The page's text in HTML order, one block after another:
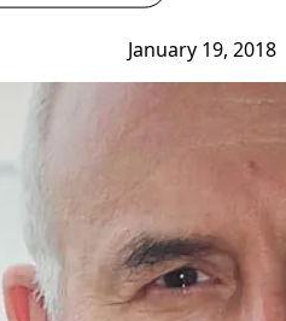
January 19, 2018